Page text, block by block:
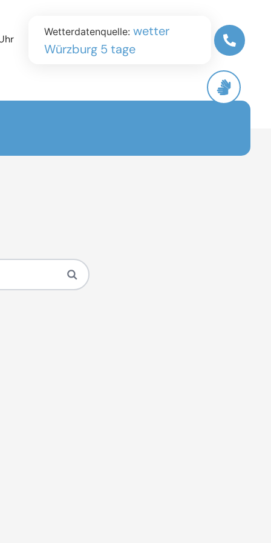
Wetterdatenquelle: wetter
Würzburg 5 tage